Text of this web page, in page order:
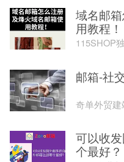
域名邮
用教程！
115SHOP
邮箱-社
奇单外贸建
可以收
个最好？